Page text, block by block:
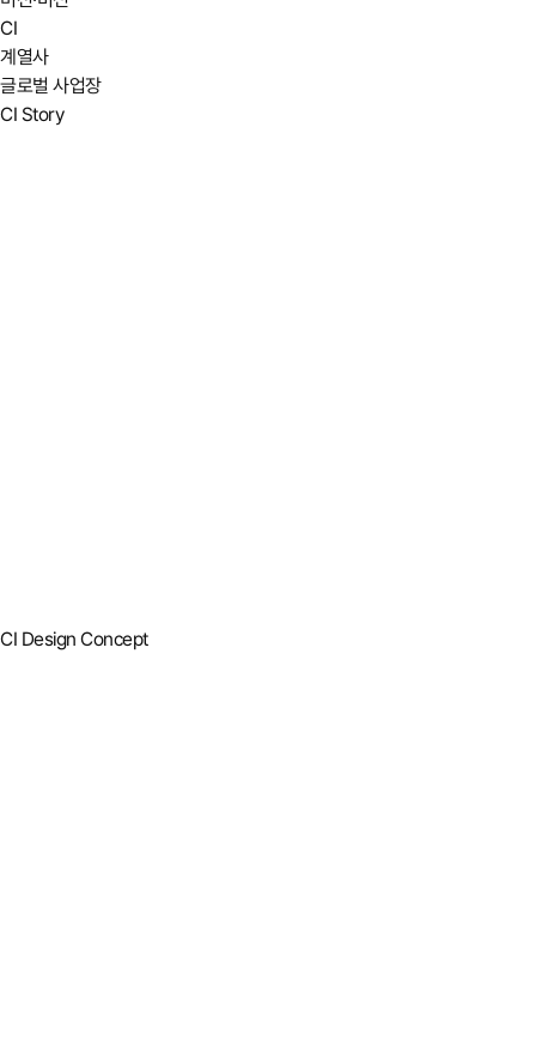
CI
계열사
글로벌 사업장
CI Story
CI Design Concept